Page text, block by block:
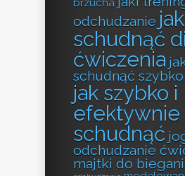
brzucha
odchudzanie jak
schudnąć
ćwiczenia
schudnąć szybko
jak szybko i
efektywnie
schudnąć
odchudzanie
majtki do